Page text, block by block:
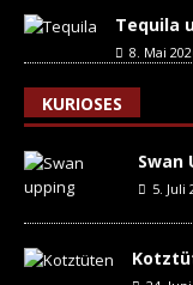
Tequila
8. Mai
KURIOSES
Swan
5. Juli